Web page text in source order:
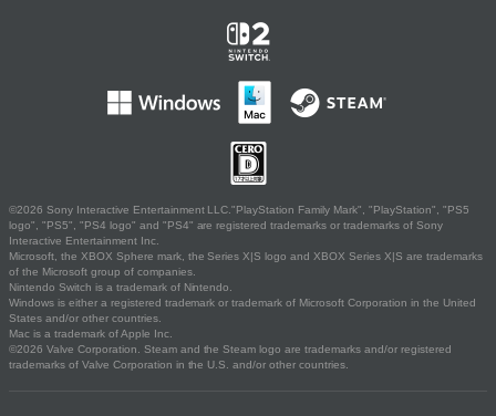
©2026 Sony Interactive Entertainment LLC."PlayStation Family Mark", "PlayStation", "PS5
logo", "PS5", "PS4 logo" and "PS4" are registered trademarks or trademarks of Sony
Interactive Entertainment Inc.
Microsoft, the XBOX Sphere mark, the Series X|S logo and XBOX Series X|S are trademarks
of the Microsoft group of companies.
Nintendo Switch is a trademark of Nintendo.
Windows is either a registered trademark or trademark of Microsoft Corporation in the United
States and/or other countries.
Mac is a trademark of Apple Inc.
©2026 Valve Corporation. Steam and the Steam logo are trademarks and/or registered
trademarks of Valve Corporation in the U.S. and/or other countries.